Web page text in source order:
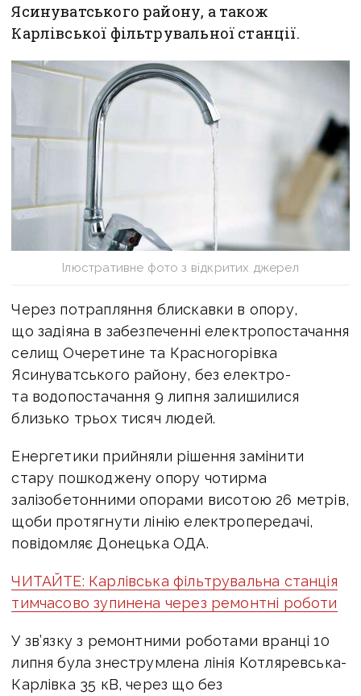
Ясинуватського району, а також
Карлівської фільтрувальної станції.
Ілюстративне фото з відкритих джерел
Через потрапляння блискавки в опору,
що задіяна в забезпеченні електропостачання
селищ Очеретине та Красногорівка
Ясинуватського району, без електро-
та водопостачання 9 липня залишилися
близько трьох тисяч людей.
Енергетики прийняли рішення замінити
стару пошкоджену опору чотирма
залізобетонними опорами висотою 26 метрів,
щоби протягнути лінію електропередачі,
повідомляє Донецька ОДА.
ЧИТАЙТЕ: Карлівська фільтрувальна станція
тимчасово зупинена через ремонтні роботи
У зв’язку з ремонтними роботами вранці 10
липня була знеструмлена лінія Котляревська-
Карлівка 35 кВ, через що без